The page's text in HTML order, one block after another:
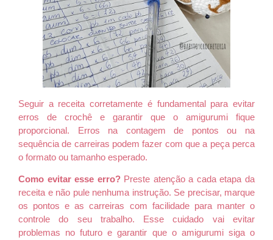
Seguir a receita corretamente é fundamental para evitar
erros de crochê e garantir que o amigurumi fique
proporcional. Erros na contagem de pontos ou na
sequência de carreiras podem fazer com que a peça perca
o formato ou tamanho esperado.
Como evitar esse erro?Preste atenção a cada etapa da
receita e não pule nenhuma instrução. Se precisar, marque
os pontos e as carreiras com facilidade para manter o
controle do seu trabalho. Esse cuidado vai evitar
problemas no futuro e garantir que o amigurumi siga o